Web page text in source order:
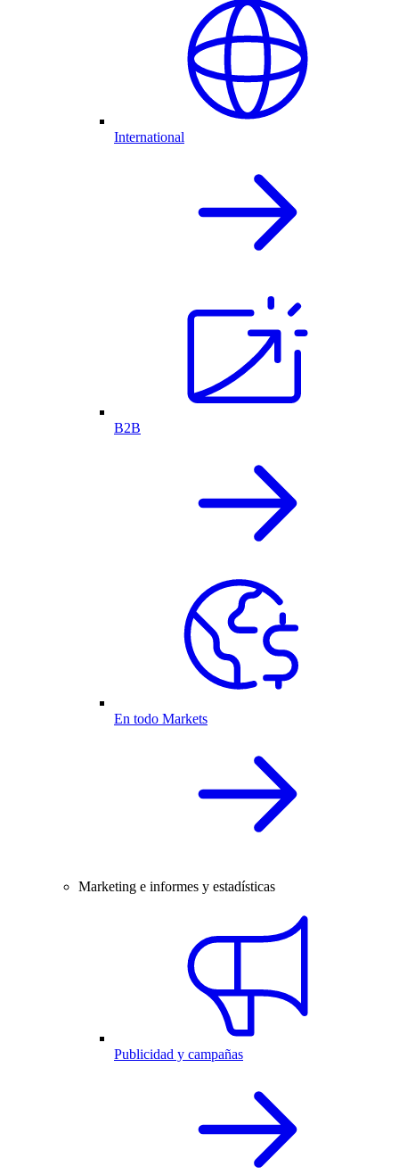
International
B2B
En todo Markets
Marketing e informes y estadísticas
Publicidad y campañas